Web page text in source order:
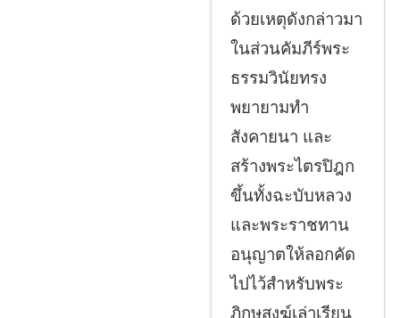
ด้วยเหตุดังกล่าวมา
ในส่วนคัมภีร์พระ
ธรรมวินัยทรง
พยายามทำ
สังคายนา และ
สร้างพระไตรปิฎก
ขึ้นทั้งฉะบับหลวง
และพระราชทาน
อนุญาตให้ลอกคัด
ไปไว้สำหรับพระ
ภิกษุสงฆ์เล่าเรียน